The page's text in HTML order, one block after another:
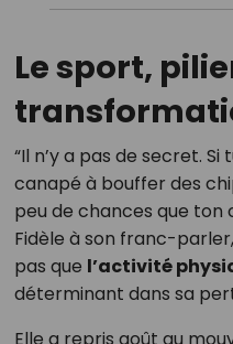
Le sport,
“Il n’y a pas de secret.
canapé à bouffer des
peu de chances que ton
Fidèle à son franc-
pas que l’activité
déterminant dans sa